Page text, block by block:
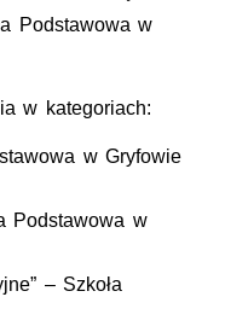
Podstawowa w
w kategoriach:
w Gryfowie
Podstawowa w
– Szkoła